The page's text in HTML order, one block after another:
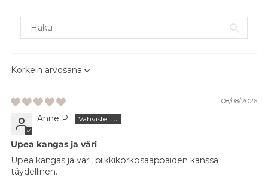
Sort by
08/08/2026
Anne P.
Upea kangas ja väri
Upea kangas ja väri, piikkikorkosaappaiden kanssa
täydellinen.